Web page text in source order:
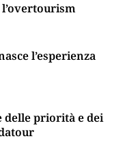
l’esperienza
delle priorità e dei